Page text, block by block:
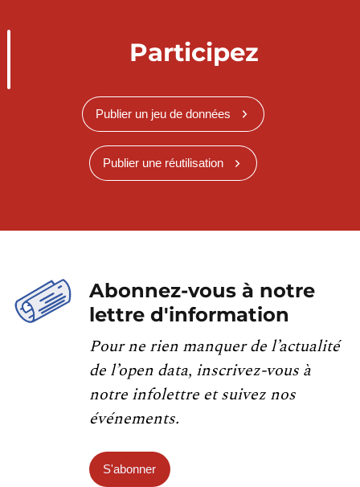
Participez
Publier un jeu de données
Publier une réutilisation
Abonnez-vous à notre
lettre d'information
Pour ne rien manquer de l’actualité
de l’open data, inscrivez-vous à
notre infolettre et suivez nos
événements.
S'abonner